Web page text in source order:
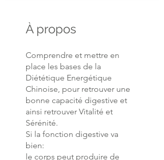
À propos
Comprendre et mettre en
place les bases de la
Diététique Energétique
Chinoise, pour retrouver une
bonne capacité digestive et
ainsi retrouver Vitalité et
Sérénité.
Si la fonction digestive va
bien:
le corps peut produire de